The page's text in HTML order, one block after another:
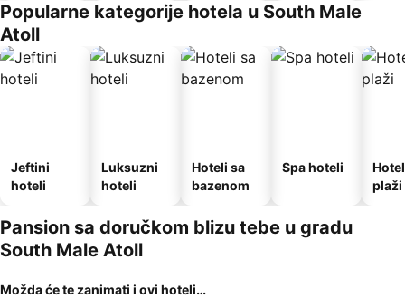
Popularne kategorije hotela u South Male
Atoll
Jeftini
hoteli
Luksuzni
hoteli
Hoteli sa
bazenom
Spa hoteli
plaži
Pansion sa doručkom blizu tebe u gradu
South Male Atoll
Možda će te zanimati i ovi hoteli…